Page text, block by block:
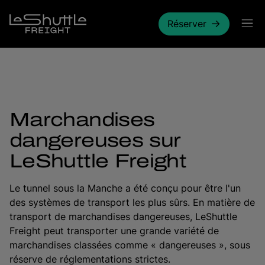
Réserver
Marchandises
dangereuses sur
LeShuttle Freight
Le tunnel sous la Manche a été conçu pour être l'un
des systèmes de transport les plus sûrs. En matière de
transport de marchandises dangereuses, LeShuttle
Freight peut transporter une grande variété de
marchandises classées comme « dangereuses », sous
réserve de réglementations strictes.